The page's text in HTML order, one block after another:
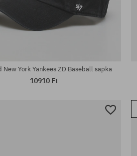
New York Yankees ZD Baseball sapka
10910 Ft